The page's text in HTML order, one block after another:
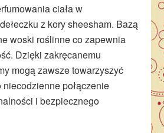
ciała w
z kory sheesham. Bazą
woski roślinne co zapewnia
Dzięki zakręcanemu
mogą zawsze towarzyszyć
niecodzienne połączenie
i bezpiecznego